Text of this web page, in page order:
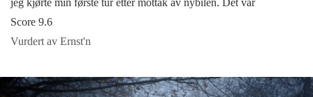
jeg kjørte min første tur etter mottak av nybilen. Det var
Score 9.6
Vurdert av Ernst'n